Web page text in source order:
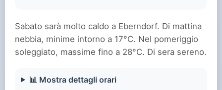
Sabato sarà molto caldo a Eberndorf. Di mattina
nebbia, minime intorno a 17°C. Nel pomeriggio
soleggiato, massime fino a 28°C. Di sera sereno.
📊 Mostra dettagli orari